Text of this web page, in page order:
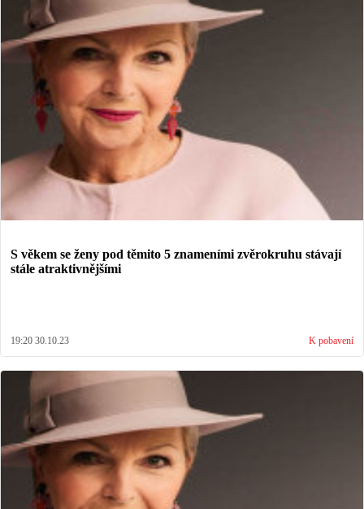
S věkem se ženy pod těmito 5 znameními zvěrokruhu stávají
stále atraktivnějšími
19:20 30.10.23 K pobavení